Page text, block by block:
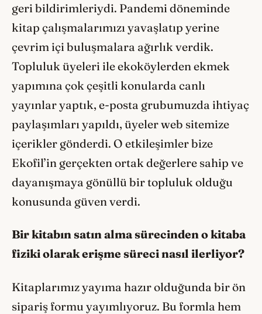
geri bildirimleriydi. Pandemi döneminde
kitap çalışmalarımızı yavaşlatıp yerine
çevrim içi buluşmalara ağırlık verdik.
Topluluk üyeleri ile ekoköylerden ekmek
yapımına çok çeşitli konularda canlı
yayınlar yaptık, e-posta grubumuzda ihtiyaç
paylaşımları yapıldı, üyeler web sitemize
içerikler gönderdi. O etkileşimler bize
Ekofil’in gerçekten ortak değerlere sahip ve
dayanışmaya gönüllü bir topluluk olduğu
konusunda güven verdi.
Bir kitabın satın alma sürecinden o kitaba
fiziki olarak erişme süreci nasıl ilerliyor?
Kitaplarımız yayıma hazır olduğunda bir ön
sipariş formu yayımlıyoruz. Bu formla hem